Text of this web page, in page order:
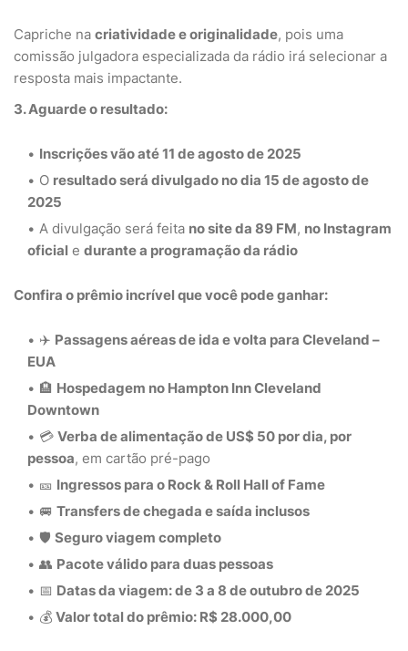
Capriche na criatividade e originalidade, pois uma
comissão julgadora especializada da rádio irá selecionar a
resposta mais impactante.
3. Aguarde o resultado:
Inscrições vão até 11 de agosto de 2025
O resultado será divulgado no dia 15 de agosto de
2025
A divulgação será feita no site da 89 FM, no Instagram
oficial e durante a programação da rádio
Confira o prêmio incrível que você pode ganhar:
✈️ Passagens aéreas de ida e volta para Cleveland –
EUA
🏨 Hospedagem no Hampton Inn Cleveland
Downtown
💳 Verba de alimentação de US$ 50 por dia, por
pessoa, em cartão pré-pago
🎫 Ingressos para o Rock & Roll Hall of Fame
🚐 Transfers de chegada e saída inclusos
🛡️ Seguro viagem completo
👥 Pacote válido para duas pessoas
📅 Datas da viagem: de 3 a 8 de outubro de 2025
💰 Valor total do prêmio: R$ 28.000,00